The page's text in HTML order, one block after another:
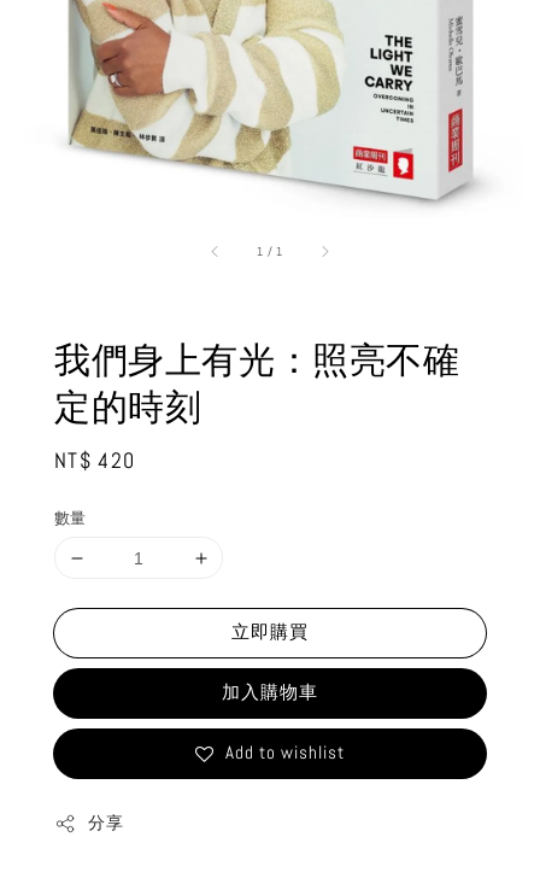
1 / 1
我們身上有光：照亮不確
定的時刻
Regular
NT$ 420
數量
立即購買
加入購物車
Add to wishlist
分享